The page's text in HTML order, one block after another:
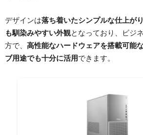
デザインは落ち着いたシンプルな仕上がり
も馴染みやすい外観となっており、ビジ
方で、 高性能なハードウェアを搭載可能
ブ用途でも十分に活用できます。